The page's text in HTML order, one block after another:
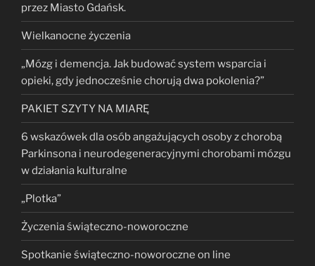
przez Miasto Gdańsk.
Wielkanocne życzenia
„Mózg i demencja. Jak budować system wsparcia i
opieki, gdy jednocześnie chorują dwa pokolenia?”
PAKIET SZYTY NA MIARĘ
6 wskazówek dla osób angażujących osoby z chorobą
Parkinsona i neurodegeneracyjnymi chorobami mózgu
w działania kulturalne
„Plotka”
Życzenia świąteczno-noworoczne
Spotkanie świąteczno-noworoczne on line